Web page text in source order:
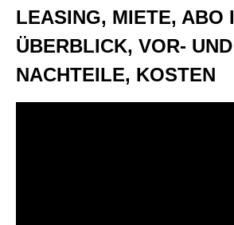
LEASING, MIETE, ABO I
ÜBERBLICK, VOR- UND
NACHTEILE, KOSTEN